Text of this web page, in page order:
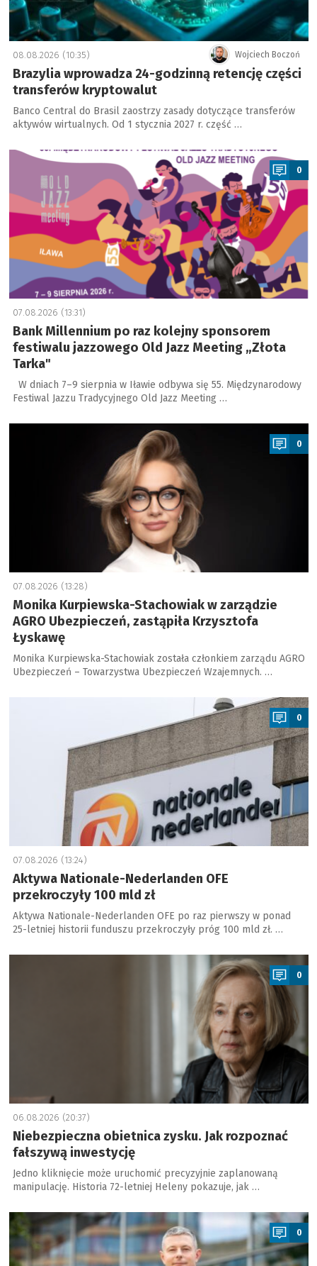
Wojciech Boczoń
08.08.2026 (10:35)
Brazylia wprowadza 24-godzinną retencję części
transferów kryptowalut
Banco Central do Brasil zaostrzy zasady dotyczące transferów
aktywów wirtualnych. Od 1 stycznia 2027 r. część …
a
0
07.08.2026 (13:31)
Bank Millennium po raz kolejny sponsorem
festiwalu jazzowego Old Jazz Meeting „Złota
Tarka"
W dniach 7–9 sierpnia w Iławie odbywa się 55. Międzynarodowy
Festiwal Jazzu Tradycyjnego Old Jazz Meeting …
a
0
07.08.2026 (13:28)
Monika Kurpiewska-Stachowiak w zarządzie
AGRO Ubezpieczeń, zastąpiła Krzysztofa
Łyskawę
Monika Kurpiewska-Stachowiak została członkiem zarządu AGRO
Ubezpieczeń – Towarzystwa Ubezpieczeń Wzajemnych. …
0
07.08.2026 (13:24)
Aktywa Nationale-Nederlanden OFE
przekroczyły 100 mld zł
Aktywa Nationale-Nederlanden OFE po raz pierwszy w ponad
25-letniej historii funduszu przekroczyły próg 100 mld zł. …
a
0
06.08.2026 (20:37)
Niebezpieczna obietnica zysku. Jak rozpoznać
fałszywą inwestycję
Jedno kliknięcie może uruchomić precyzyjnie zaplanowaną
manipulację. Historia 72-letniej Heleny pokazuje, jak …
a
0